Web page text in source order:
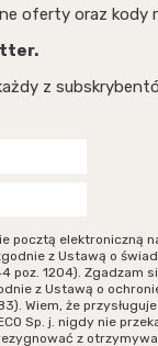
oferty oraz kody
z
pocztą elektroniczną
z Ustawą o
poz. 1204). Zgadzam
z Ustawą o
Wiem, że
Sp. j. nigdy nie
z